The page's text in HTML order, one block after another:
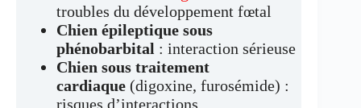
troubles du développement fœtal
Chien épileptique sous
phénobarbital : interaction sérieuse
Chien sous traitement
cardiaque (digoxine, furosémide) :
risques d’interactions